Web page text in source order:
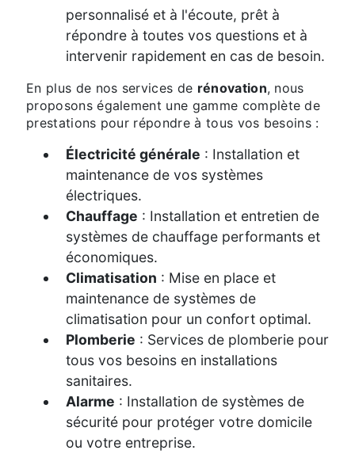
personnalisé et à l'écoute, prêt à
répondre à toutes vos questions et à
intervenir rapidement en cas de besoin.
En plus de nos services de rénovation, nous
proposons également une gamme complète de
prestations pour répondre à tous vos besoins :
Électricité générale : Installation et
maintenance de vos systèmes
électriques.
Chauffage : Installation et entretien de
systèmes de chauffage performants et
économiques.
Climatisation : Mise en place et
maintenance de systèmes de
climatisation pour un confort optimal.
Plomberie : Services de plomberie pour
tous vos besoins en installations
sanitaires.
Alarme : Installation de systèmes de
sécurité pour protéger votre domicile
ou votre entreprise.